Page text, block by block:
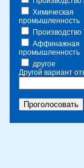
Химическая
промышленность
Аффинажная
промышленность
другое
Другой вариант